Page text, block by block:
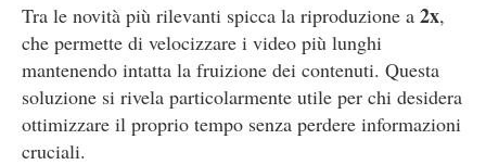
Tra le novità più rilevanti spicca la riproduzione a 2x,
che permette di velocizzare i video più lunghi
mantenendo intatta la fruizione dei contenuti. Questa
soluzione si rivela particolarmente utile per chi desidera
ottimizzare il proprio tempo senza perdere informazioni
cruciali.